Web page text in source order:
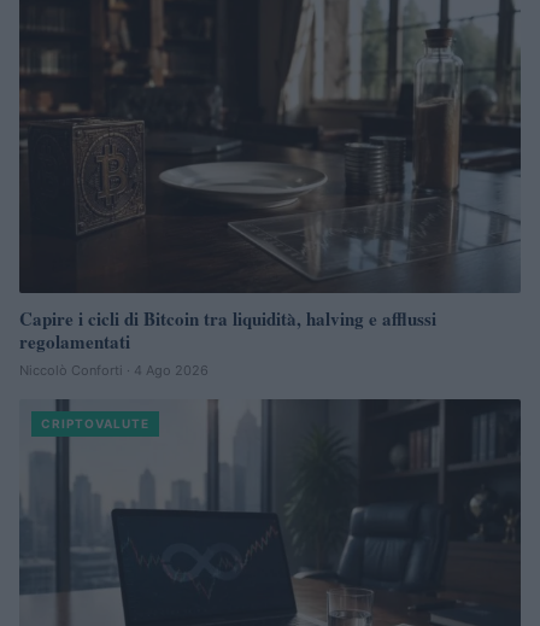
Capire i cicli di Bitcoin tra liquidità, halving e afflussi
regolamentati
Niccolò Conforti · 4 Ago 2026
CRIPTOVALUTE